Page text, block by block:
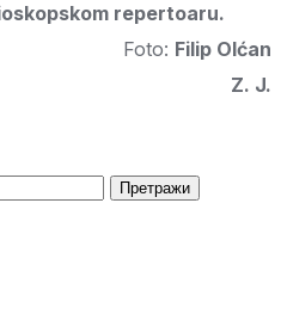
repertoaru.
Foto: Filip Olćan
Z. J.